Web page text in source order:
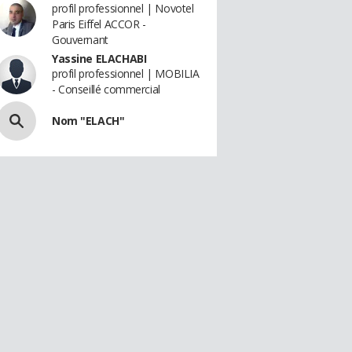
profil professionnel | Novotel
Paris Eiffel ACCOR -
Gouvernant
Yassine ELACHABI
profil professionnel | MOBILIA
- Conseillé commercial
Nom "ELACH"